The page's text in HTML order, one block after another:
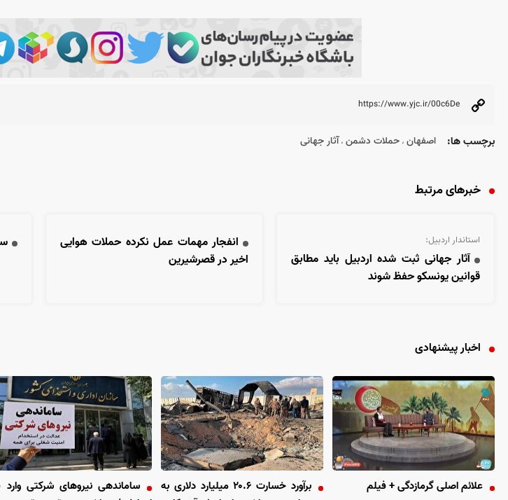
برچسب ها: اصفهان ،حملات دشمن ، آثار جهانی
خبرهای مرتبط
استاندار اردبیل:
آثار جهانی ثبت شده اردبیل باید مطابق
قوانین یونسکو حفظ شوند
انفجار مهمات عمل نکرده حملات هوایی
اخیر در قصرشیرین
اخبار پیشنهادی
علائم اصلی گرمازدگی + فیلم
برآورد خسارت ۲۰.۶ میلیارد دلاری به
ساماندهی نیروهای شرکتی وارد